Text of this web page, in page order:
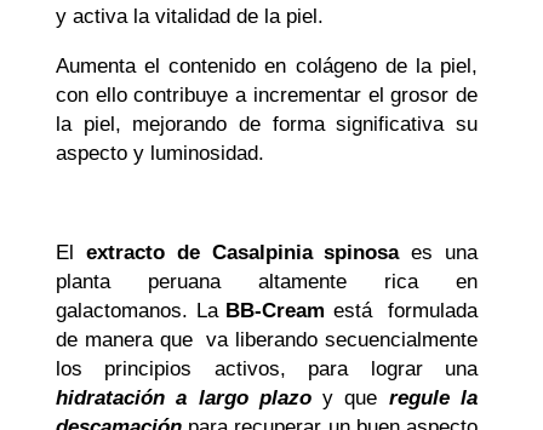
y activa la vitalidad de la piel.
Aumenta el contenido en colágeno de la piel,
con ello contribuye a incrementar el grosor de
la piel, mejorando de forma significativa su
aspecto y luminosidad.
El extracto de Casalpinia spinosaes una
planta peruana altamente rica en
galactomanos. La BB-Cream está formulada
de manera que va liberando secuencialmente
los principios activos, para lograr una
hidratación a largo plazoy que regule la